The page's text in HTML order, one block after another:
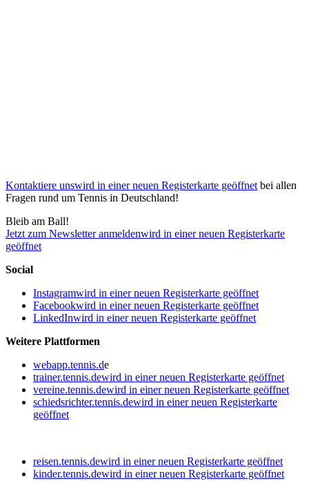
Kontaktiere unswird in einer neuen Registerkarte geöffnet bei allen
Fragen rund um Tennis in Deutschland!
Bleib am Ball!
Jetzt zum Newsletter anmeldenwird in einer neuen Registerkarte
geöffnet
Social
Instagramwird in einer neuen Registerkarte geöffnet
Facebookwird in einer neuen Registerkarte geöffnet
LinkedInwird in einer neuen Registerkarte geöffnet
Weitere Plattformen
webapp.tennis.de
trainer.tennis.dewird in einer neuen Registerkarte geöffnet
vereine.tennis.dewird in einer neuen Registerkarte geöffnet
schiedsrichter.tennis.dewird in einer neuen Registerkarte
geöffnet
reisen.tennis.dewird in einer neuen Registerkarte geöffnet
kinder.tennis.dewird in einer neuen Registerkarte geöffnet